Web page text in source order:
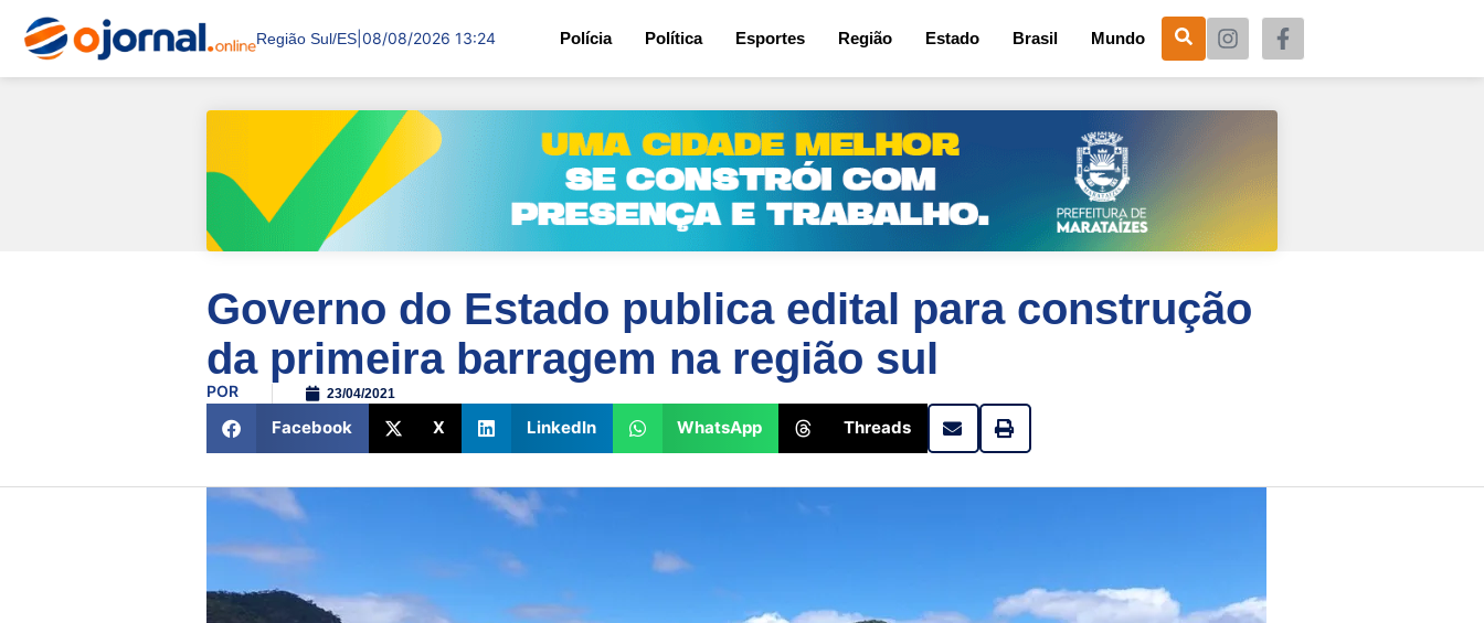
Região Sul/ES 08/08/2026 13:24 Polícia Política Esportes Região Estado Brasil Mundo
Governo do Estado publica edital para construção
da primeira barragem na região sul
POR 23/04/2021
Facebook X LinkedIn WhatsApp Threads